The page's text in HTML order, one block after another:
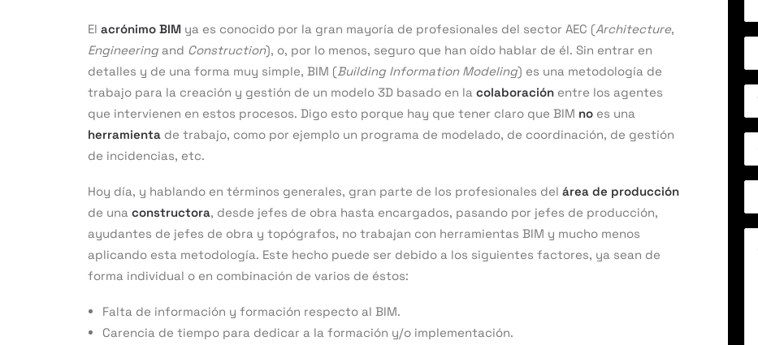
El acrónimo BIM ya es conocido por la gran mayoría de profesionales del sector AEC (Architecture,
Engineering and Construction), o, por lo menos, seguro que han oído hablar de él. Sin entrar en
detalles y de una forma muy simple, BIM (Building Information Modeling) es una metodología de
trabajo para la creación y gestión de un modelo 3D basado en la colaboración entre los agentes
que intervienen en estos procesos. Digo esto porque hay que tener claro que BIM no es una
herramienta de trabajo, como por ejemplo un programa de modelado, de coordinación, de gestión
de incidencias, etc.
Hoy día, y hablando en términos generales, gran parte de los profesionales del área de producción
de una constructora, desde jefes de obra hasta encargados, pasando por jefes de producción,
ayudantes de jefes de obra y topógrafos, no trabajan con herramientas BIM y mucho menos
aplicando esta metodología. Este hecho puede ser debido a los siguientes factores, ya sean de
forma individual o en combinación de varios de éstos:
Falta de información y formación respecto al BIM.
Carencia de tiempo para dedicar a la formación y/o implementación.